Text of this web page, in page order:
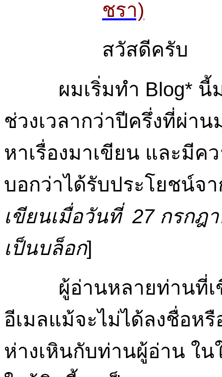
ชรา)
สวัสดีครับ
ผมเริ่มทำ Blog* นี้ม
ช่วงเวลากว่าปีครึ่งที่ผ่า
หาเรื่องมาเขียน และมี
บอกว่าได้รับประโยชน์จ
เขียนเมื่อวันที่ 27 กรกฎ
เป็นบล็อก]
ผู้อ่านหลายท่านที่เขี
อีเมลแม้จะไม่ได้ลงชื่อห
ห่างเหินกับท่านผู้อ่าน ใ